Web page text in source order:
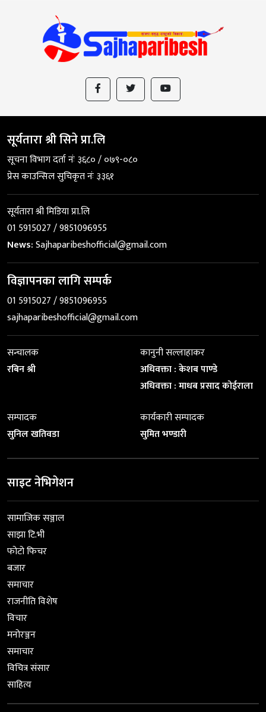
सूर्यतारा श्री सिने प्रा.लि
सूचना विभाग दर्ता नंः ३६८० / ०७९-०८०
प्रेस काउन्सिल सुचिकृत नंः ३३६१
सूर्यतारा श्री मिडिया प्रा.लि
01 5915027 / 9851096955
News:Sajhaparibeshofficial@gmail.com
विज्ञापनका लागि सम्पर्क
01 5915027 / 9851096955
sajhaparibeshofficial@gmail.com
सन्चालक
रबिन श्री
कानुनी सल्लाहाकर
अधिवक्ता : केशब पाण्डे
अधिवक्ता : माधब प्रसाद कोईराला
सम्पादक
सुनिल खतिवडा
कार्यकारी सम्पादक
सुमित भण्डारी
साइट नेभिगेशन
सामाजिक सञ्जाल
साझा टि.भी
फोटो फिचर
बजार
समाचार
राजनीति विशेष
विचार
मनोरञ्जन
समाचार
विचित्र संसार
साहित्य